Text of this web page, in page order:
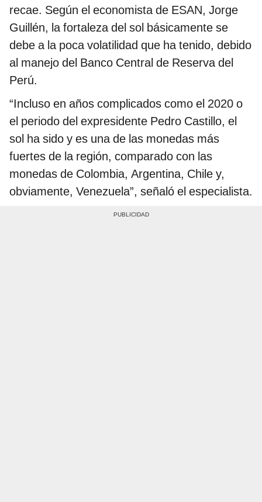
recae. Según el economista de ESAN, Jorge
Guillén, la fortaleza del sol básicamente se
debe a la poca volatilidad que ha tenido, debido
al manejo del Banco Central de Reserva del
Perú.
“Incluso en años complicados como el 2020 o
el periodo del expresidente Pedro Castillo, el
sol ha sido y es una de las monedas más
fuertes de la región, comparado con las
monedas de Colombia, Argentina, Chile y,
obviamente, Venezuela”, señaló el especialista.